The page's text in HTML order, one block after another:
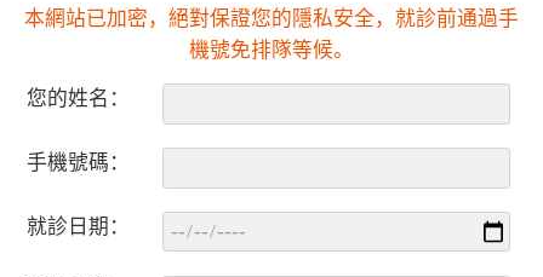
本網站已加密，絕對保證您的隱私安全，就診前通過手
機號免排隊等候。
您的姓名：
手機號碼：
就診日期：